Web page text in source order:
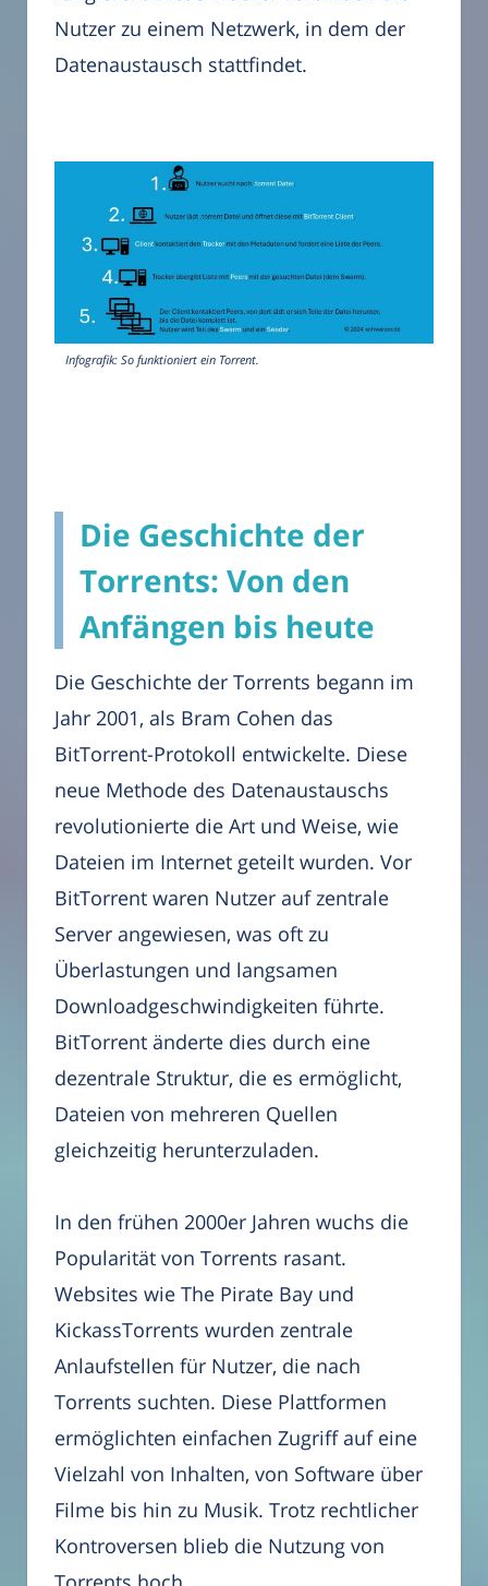
Nutzer zu einem Netzwerk, in dem der
Datenaustausch stattfindet.
Infografik: So funktioniert ein Torrent.
Die Geschichte der
Torrents: Von den
Anfängen bis heute
Die Geschichte der Torrents begann im
Jahr 2001, als Bram Cohen das
BitTorrent-Protokoll entwickelte. Diese
neue Methode des Datenaustauschs
revolutionierte die Art und Weise, wie
Dateien im Internet geteilt wurden. Vor
BitTorrent waren Nutzer auf zentrale
Server angewiesen, was oft zu
Überlastungen und langsamen
Downloadgeschwindigkeiten führte.
BitTorrent änderte dies durch eine
dezentrale Struktur, die es ermöglicht,
Dateien von mehreren Quellen
gleichzeitig herunterzuladen.
In den frühen 2000er Jahren wuchs die
Popularität von Torrents rasant.
Websites wie The Pirate Bay und
KickassTorrents wurden zentrale
Anlaufstellen für Nutzer, die nach
Torrents suchten. Diese Plattformen
ermöglichten einfachen Zugriff auf eine
Vielzahl von Inhalten, von Software über
Filme bis hin zu Musik. Trotz rechtlicher
Kontroversen blieb die Nutzung von